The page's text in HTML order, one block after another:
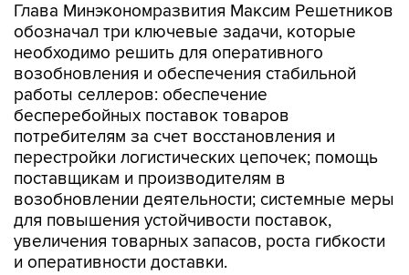
Глава Минэкономразвития Максим Решетников
обозначал три ключевые задачи, которые
необходимо решить для оперативного
возобновления и обеспечения стабильной
работы селлеров: обеспечение
бесперебойных поставок товаров
потребителям за счет восстановления и
перестройки логистических цепочек; помощь
поставщикам и производителям в
возобновлении деятельности; системные меры
для повышения устойчивости поставок,
увеличения товарных запасов, роста гибкости
и оперативности доставки.